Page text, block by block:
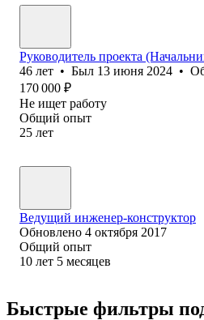
Руководитель проекта
46 лет • Был 13 июня 2024 •
170 000 ₽
Не ищет работу
Общий опыт
25 лет
Ведущий инженер-конструктор
Обновлено 4 октября 2017
Общий опыт
10 лет 5 месяцев
Быстрые фильтры